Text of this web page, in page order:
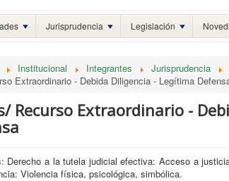
Jurisprudencia Legislación
Institucional Integrantes Jurisprudencia
Extraordinario - Debida Diligencia - Legítima
Recurso Extraordinario -
Derecho a la tutela judicial efectiva: Acceso a
Violencia física, psicológica, simbólica.